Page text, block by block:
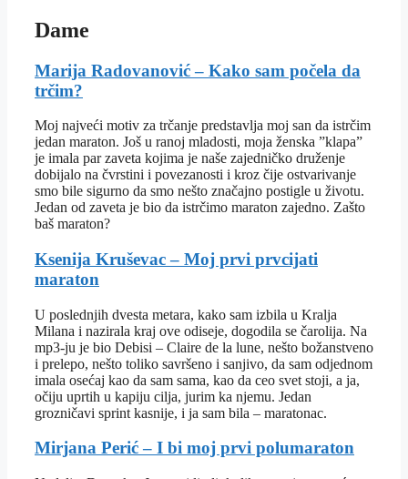
Dame
Marija Radovanović – Kako sam počela da
trčim?
Moj najveći motiv za trčanje predstavlja moj san da istrčim
jedan maraton. Još u ranoj mladosti, moja ženska ”klapa”
je imala par zaveta kojima je naše zajedničko druženje
dobijalo na čvrstini i povezanosti i kroz čije ostvarivanje
smo bile sigurno da smo nešto značajno postigle u životu.
Jedan od zaveta je bio da istrčimo maraton zajedno. Zašto
baš maraton?
Ksenija Kruševac – Moj prvi prvcijati
maraton
U poslednjih dvesta metara, kako sam izbila u Kralja
Milana i nazirala kraj ove odiseje, dogodila se čarolija. Na
mp3-ju je bio Debisi – Claire de la lune, nešto božanstveno
i prelepo, nešto toliko savršeno i sanjivo, da sam odjednom
imala osećaj kao da sam sama, kao da ceo svet stoji, a ja,
očiju uprtih u kapiju cilja, jurim ka njemu. Jedan
grozničavi sprint kasnije, i ja sam bila – maratonac.
Mirjana Perić – I bi moj prvi polumaraton